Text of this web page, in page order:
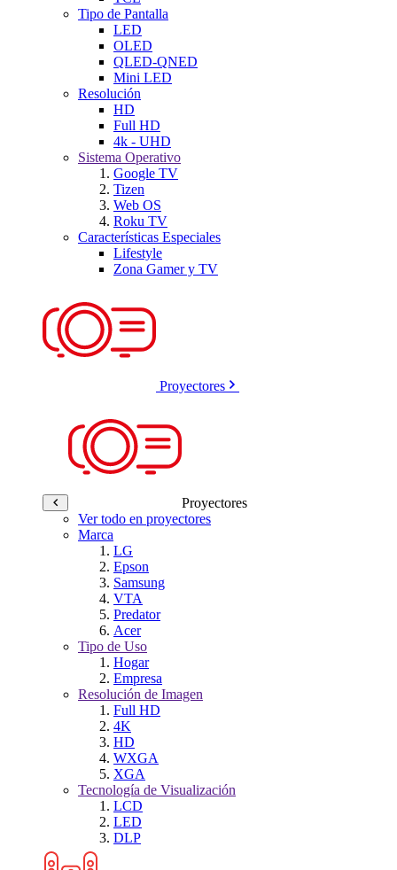
Tipo de Pantalla
LED
OLED
QLED-QNED
Mini LED
Resolución
HD
Full HD
4k - UHD
Sistema Operativo
Google TV
Tizen
Web OS
Roku TV
Características Especiales
Lifestyle
Zona Gamer y TV
Proyectores
Proyectores
Ver todo en proyectores
Marca
LG
Epson
Samsung
VTA
Predator
Acer
Tipo de Uso
Hogar
Empresa
Resolución de Imagen
Full HD
4K
HD
WXGA
XGA
Tecnología de Visualización
LCD
LED
DLP